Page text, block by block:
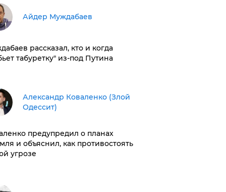
Айдер Муждабаев
рассказал, кто и когда
табуретку" из-под Путина
Александр Коваленко (Злой
Одессит)
предупредил о планах
и объяснил, как противостоять
угрозе